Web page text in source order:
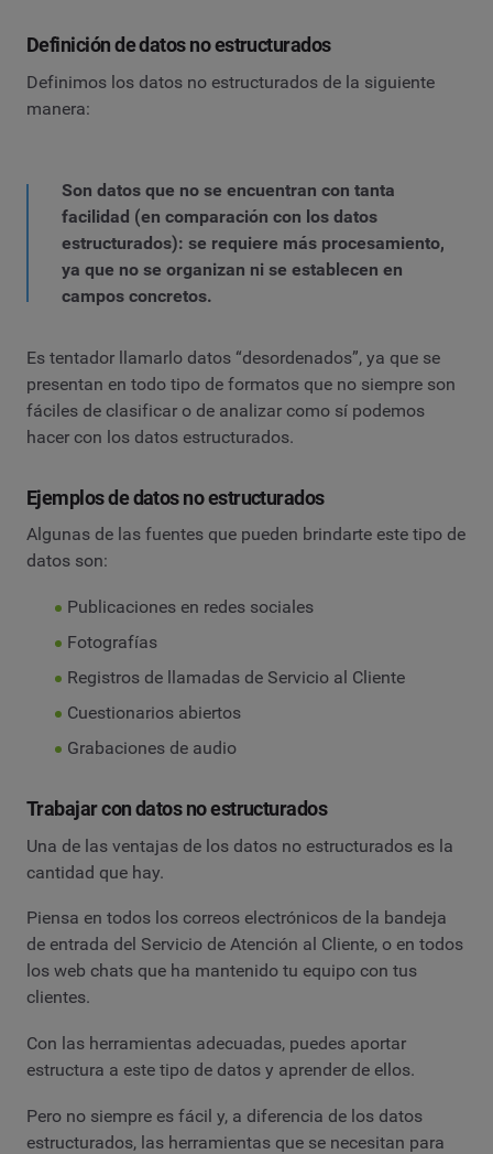
Definición de datos no estructurados
Definimos los datos no estructurados de la siguiente
manera:
Son datos que no se encuentran con tanta
facilidad (en comparación con los datos
estructurados): se requiere más procesamiento,
ya que no se organizan ni se establecen en
campos concretos.
Es tentador llamarlo datos “desordenados”, ya que se
presentan en todo tipo de formatos que no siempre son
fáciles de clasificar o de analizar como sí podemos
hacer con los datos estructurados.
Ejemplos de datos no estructurados
Algunas de las fuentes que pueden brindarte este tipo de
datos son:
Publicaciones en redes sociales
Fotografías
Registros de llamadas de Servicio al Cliente
Cuestionarios abiertos
Grabaciones de audio
Trabajar con datos no estructurados
Una de las ventajas de los datos no estructurados es la
cantidad que hay.
Piensa en todos los correos electrónicos de la bandeja
de entrada del Servicio de Atención al Cliente, o en todos
los web chats que ha mantenido tu equipo con tus
clientes.
Con las herramientas adecuadas, puedes aportar
estructura a este tipo de datos y aprender de ellos.
Pero no siempre es fácil y, a diferencia de los datos
estructurados, las herramientas que se necesitan para